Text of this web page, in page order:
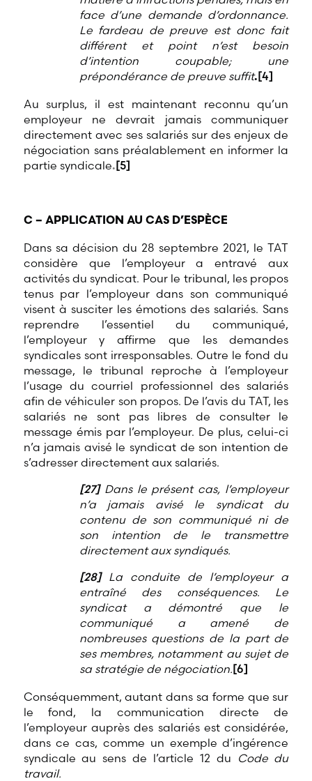
face d’une demande d’ordonnance.
Le fardeau de preuve est donc fait
différent et point n’est besoin
d’intention coupable; une
prépondérance de preuve suffit.[4]
Au surplus, il est maintenant reconnu qu’un
employeur ne devrait jamais communiquer
directement avec ses salariés sur des enjeux de
négociation sans préalablement en informer la
partie syndicale.[5]
C – APPLICATION AU CAS D’ESPÈCE
Dans sa décision du 28 septembre 2021, le TAT
considère que l’employeur a entravé aux
activités du syndicat. Pour le tribunal, les propos
tenus par l’employeur dans son communiqué
visent à susciter les émotions des salariés. Sans
reprendre l’essentiel du communiqué,
l’employeur y affirme que les demandes
syndicales sont irresponsables. Outre le fond du
message, le tribunal reproche à l’employeur
l’usage du courriel professionnel des salariés
afin de véhiculer son propos. De l’avis du TAT, les
salariés ne sont pas libres de consulter le
message émis par l’employeur. De plus, celui-ci
n’a jamais avisé le syndicat de son intention de
s’adresser directement aux salariés.
[27]Dans le présent cas, l’employeur
n’a jamais avisé le syndicat du
contenu de son communiqué ni de
son intention de le transmettre
directement aux syndiqués.
[28]La conduite de l’employeur a
entraîné des conséquences. Le
syndicat a démontré que le
communiqué a amené de
nombreuses questions de la part de
ses membres, notamment au sujet de
sa stratégie de négociation.[6]
Conséquemment, autant dans sa forme que sur
le fond, la communication directe de
l’employeur auprès des salariés est considérée,
dans ce cas, comme un exemple d’ingérence
syndicale au sens de l’article 12 du Code du
travail.